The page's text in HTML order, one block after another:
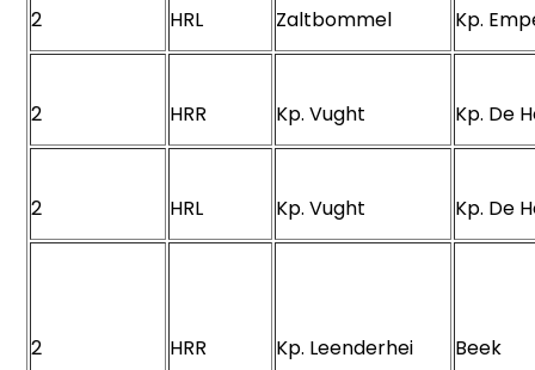
2 HRL Zaltbommel Kp.
2 HRR Kp. Vught Kp. De
2 HRL Kp. Vught Kp. De
2 HRR Kp. Leenderhei Beek